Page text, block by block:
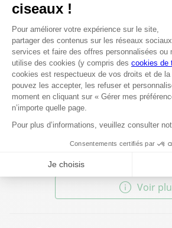
Voir plus
22
35.47 km
Bureau Vallée Trie-
Rue Nationale D981 - ZC
Jacques
60590 Trie-Château
Fermé actuellement
03 44 02 56
Voir